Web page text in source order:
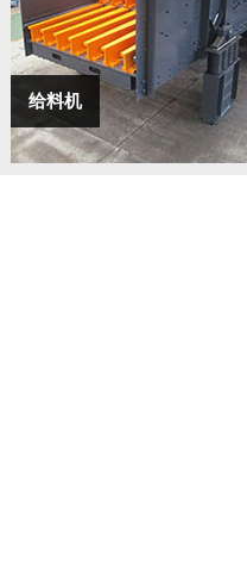
给料机